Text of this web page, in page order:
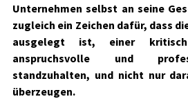
Unternehmen selbst an seine
zugleich ein Zeichen dafür, dass
ausgelegt ist, einer
anspruchsvolle und
standzuhalten, und nicht nur
überzeugen.